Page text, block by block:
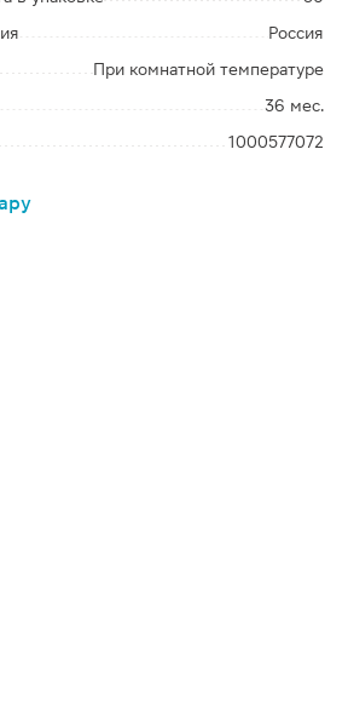
Россия
При комнатной температуре
36 мес.
1000577072